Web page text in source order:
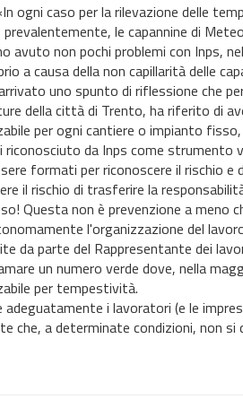
ogni caso per la rilevazione delle
le capannine di
avuto non pochi problemi con Inps,
a causa della non capillarità delle
uno spunto di riflessione che
della città di Trento, ha riferito di
per ogni cantiere o impianto
riconosciuto da Inps come strumento
formati per riconoscere il rischio e
il rischio di trasferire la
Questa non è prevenzione a meno
l'organizzazione del
da parte del Rappresentante dei
un numero verde dove, nella
per tempestività.
i lavoratori (e le
che, a determinate condizioni, non si